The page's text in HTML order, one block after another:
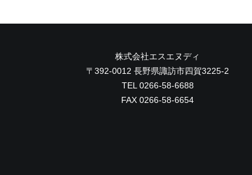
株式会社エスエヌディ
〒392-0012 長野県諏訪市四賀3225-2
TEL 0266-58-6688
FAX 0266-58-6654